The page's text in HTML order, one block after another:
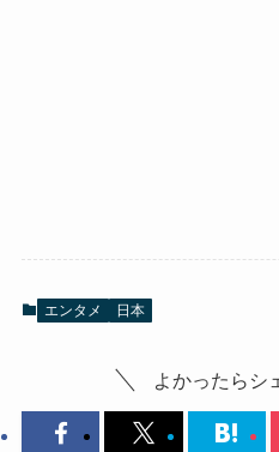
エンタメ 日本
よかったらシ